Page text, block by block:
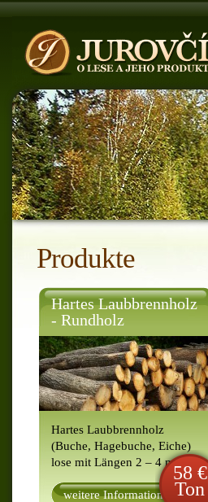
Produkte
Hartes Laubbrennholz
- Rundholz
Hartes Laubbrennholz
(Buche, Hagebuche, Eiche)
lose mit Längen 2 – 4 m58 €
Ton
weitere Informationen